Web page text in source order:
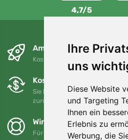
Ihre
uns
Diese Website
und Targeting
Ihnen ein
Erlebnis zu
Werbung, die
4,7/5
Am nächsten Tag und
Kostenloser Versand für
Kostenloser Umtausch
Sie können Ihre Bestellung
zurückgeben oder umtauschen.
Wir unterstützen
Für jede Bestellung pflanzen wir